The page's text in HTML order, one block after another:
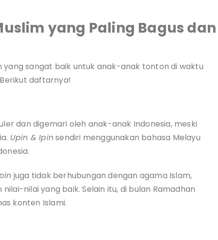
yang Paling Bagus dan
yang sangat baik untuk anak-anak tonton di waktu
daftarnya!
dan digemari oleh anak-anak Indonesia, meski
Upin & Ipinsendiri menggunakan bahasa Melayu
juga tidak berhubungan dengan agama Islam,
nilai yang baik. Selain itu, di bulan Ramadhan
konten Islami.